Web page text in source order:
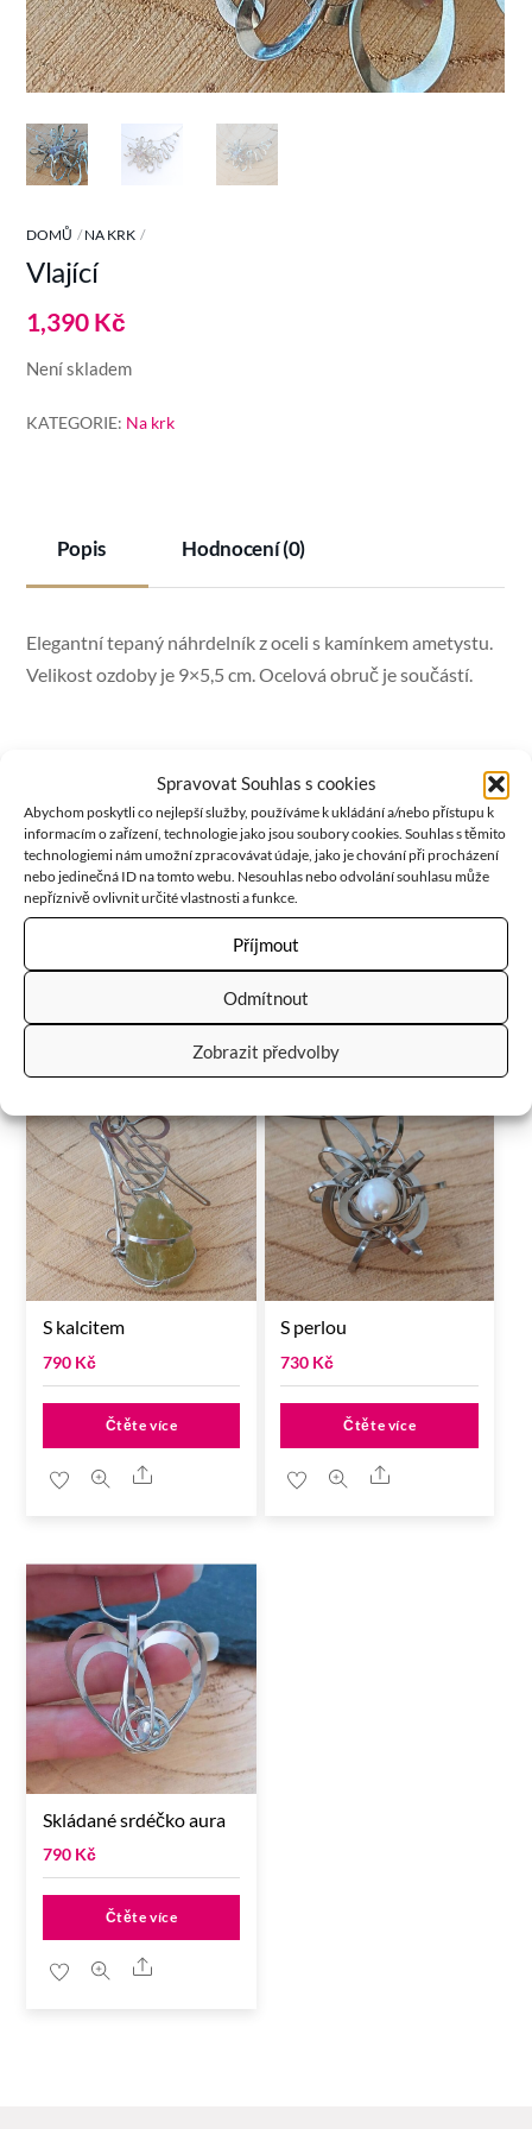
Spravovat Souhlas s cookies
Abychom poskytli co nejlepší služby, používáme k ukládání a/nebo přístupu k
informacím o zařízení, technologie jako jsou soubory cookies. Souhlas s těmito
technologiemi nám umožní zpracovávat údaje, jako je chování při procházení
nebo jedinečná ID na tomto webu. Nesouhlas nebo odvolání souhlasu může
nepříznivě ovlivnit určité vlastnosti a funkce.
Příjmout
Odmítnout
Zobrazit předvolby
DOMŮ NA KRK
Vlající
1,390 Kč
Není skladem
KATEGORIE: Na krk
Popis Hodnocení (0)
Elegantní tepaný náhrdelník z oceli s kamínkem ametystu.
Velikost ozdoby je 9×5,5 cm. Ocelová obruč je součástí.
je kamenem duchovní čistoty a meditace. Po celé
věky byl velmi ceněný pro svou ohromující krásu a
jedinečnou schopnost stimulovat a zklidňovat mysl a
emoce. Ametyst v sobě nese vášeň, kreativitu a spiritualitu,
ale také logiku, střídmost a střízlivost.
RELATEDPRODUCTS
S kalcitem
790 Kč
Čtěte více
Share
S perlou
730 Kč
Čtěte více
Share
Skládané srdéčko aura
790 Kč
Čtěte více
Share